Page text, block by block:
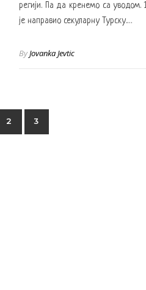
регији. Па да кренемо са уводом.
је направио секуларну Турску.…
ByJovanka Jevtic
2 3